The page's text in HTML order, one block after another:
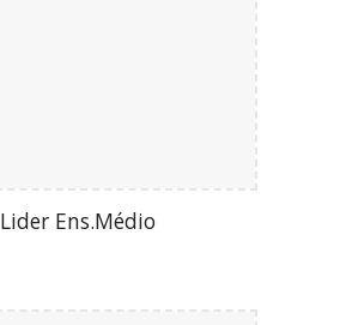
Lider Ens.Médio